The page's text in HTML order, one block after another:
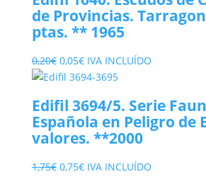
era:
0,60€.
es:
0,25€.
de Provincias.
ptas. ** 1965
0,20€ El
precio
era:
0,20€.
0,05€El
precio
es:
0,05€.
IVA INCLUÍDO
Edifil 3694/5. Serie
Española en Peligro de
valores. **2000
1,75€ El
0,75€ElIVA INCLUÍDO